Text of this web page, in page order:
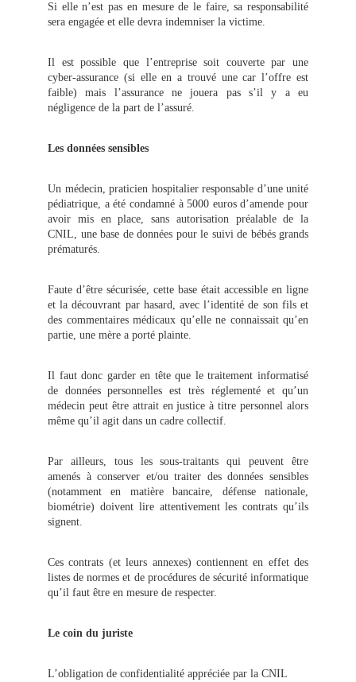
Si elle n’est pas en mesure de le faire, sa responsabilité
sera engagée et elle devra indemniser la victime.
Il est possible que l’entreprise soit couverte par une
cyber-assurance (si elle en a trouvé une car l’offre est
faible) mais l’assurance ne jouera pas s’il y a eu
négligence de la part de l’assuré.
Les données sensibles
Un médecin, praticien hospitalier responsable d’une unité
pédiatrique, a été condamné à 5000 euros d’amende pour
avoir mis en place, sans autorisation préalable de la
CNIL, une base de données pour le suivi de bébés grands
prématurés.
Faute d’être sécurisée, cette base était accessible en ligne
et la découvrant par hasard, avec l’identité de son fils et
des commentaires médicaux qu’elle ne connaissait qu’en
partie, une mère a porté plainte.
Il faut donc garder en tête que le traitement informatisé
de données personnelles est très réglementé et qu’un
médecin peut être attrait en justice à titre personnel alors
même qu’il agit dans un cadre collectif.
Par ailleurs, tous les sous-traitants qui peuvent être
amenés à conserver et/ou traiter des données sensibles
(notamment en matière bancaire, défense nationale,
biométrie) doivent lire attentivement les contrats qu’ils
signent.
Ces contrats (et leurs annexes) contiennent en effet des
listes de normes et de procédures de sécurité informatique
qu’il faut être en mesure de respecter.
Le coin du juriste
L’obligation de confidentialité appréciée par la CNIL